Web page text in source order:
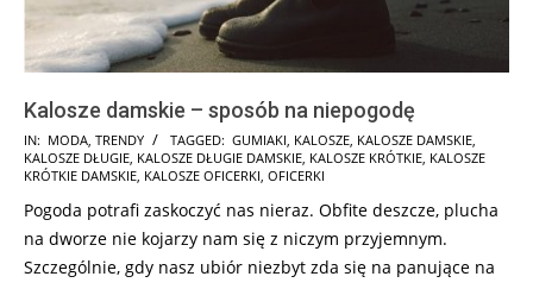
Kalosze damskie – sposób na niepogodę
2018-
01-
IN: MODA, TRENDY TAGGED: GUMIAKI, KALOSZE, KALOSZE DAMSKIE,
KALOSZE DŁUGIE, KALOSZE DŁUGIE DAMSKIE, KALOSZE KRÓTKIE, KALOSZE
KRÓTKIE DAMSKIE, KALOSZE OFICERKI, OFICERKI
Pogoda potrafi zaskoczyć nas nieraz. Obfite deszcze, plucha
na dworze nie kojarzy nam się z niczym przyjemnym.
Szczególnie, gdy nasz ubiór niezbyt zda się na panujące na